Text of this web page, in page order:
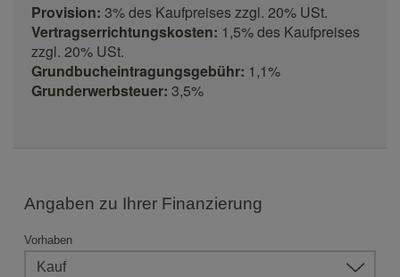
Provision: 3% des Kaufpreises zzgl. 20% USt.
Vertragserrichtungskosten: 1,5% des Kaufpreises
zzgl. 20% USt.
Grundbucheintragungsgebühr: 1,1%
Grunderwerbsteuer: 3,5%